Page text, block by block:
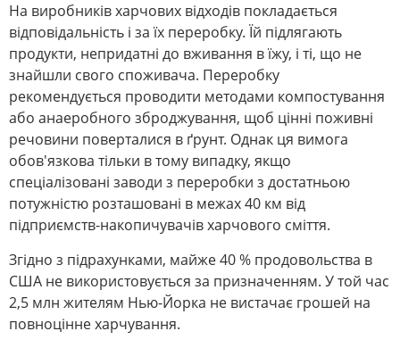
На виробників харчових відходів покладається
відповідальність і за їх переробку. Їй підлягають
продукти, непридатні до вживання в їжу, і ті, що не
знайшли свого споживача. Переробку
рекомендується проводити методами компостування
або анаеробного зброджування, щоб цінні поживні
речовини поверталися в ґрунт. Однак ця вимога
обов'язкова тільки в тому випадку, якщо
спеціалізовані заводи з переробки з достатньою
потужністю розташовані в межах 40 км від
підприємств-накопичувачів харчового сміття.
Згідно з підрахунками, майже 40 % продовольства в
США не використовується за призначенням. У той час
2,5 млн жителям Нью-Йорка не вистачає грошей на
повноцінне харчування.